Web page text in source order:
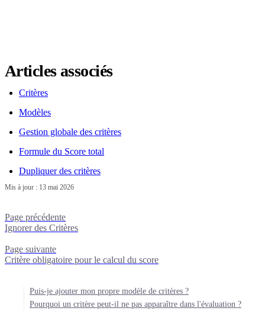
Articles associés
Critères
Modèles
Gestion globale des critères
Formule du Score total
Dupliquer des critères
Mis à jour : 13 mai 2026
Page précédente
Ignorer des Critères
Page suivante
Critère obligatoire pour le calcul du score
Puis-je ajouter mon propre modèle de critères ?
Pourquoi un critère peut-il ne pas apparaître dans l'évaluation ?